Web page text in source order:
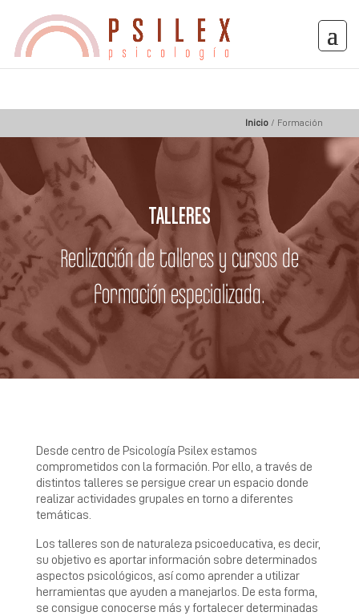
Inicio / Formación
TALLERES
Realización de talleres y cursos de
formación especializada.
Desde centro de Psicología Psilex estamos
comprometidos con la formación. Por ello, a través de
distintos talleres se persigue crear un espacio donde
realizar actividades grupales en torno a diferentes
temáticas.
Los talleres son de naturaleza psicoeducativa, es decir,
su objetivo es aportar información sobre determinados
aspectos psicológicos, así como aprender a utilizar
herramientas que ayuden a manejarlos. De esta forma,
se consigue conocerse más y fortalecer determinadas